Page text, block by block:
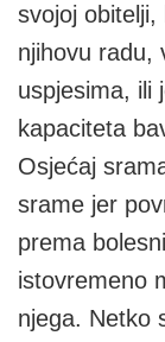
svojoj obitelji,
njihovu radu,
uspjesima, ili
kapaciteta
Osjećaj
srame jer
prema
istovremeno
njega. Netko